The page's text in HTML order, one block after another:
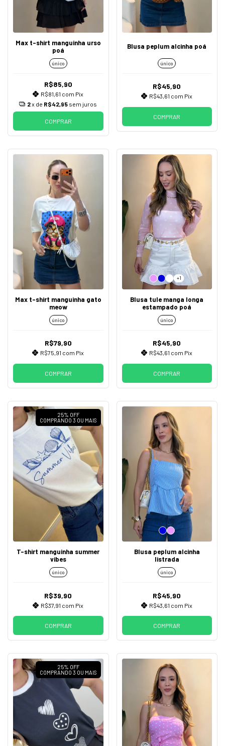
Max t-shirt manguinha urso
poá
único
R$85,90
R$81,61 com Pix
2x de R$42,95 sem juros
COMPRAR
Blusa peplum alcinha poá
único
R$45,90
R$43,61 com Pix
COMPRAR
Max t-shirt manguinha gato
meow
único
R$79,90
R$75,91 com Pix
COMPRAR
+1
Blusa tule manga longa
estampado poá
único
R$45,90
R$43,61 com Pix
COMPRAR
25% OFF
COMPRANDO 3 OU MAIS
T-shirt manguinha summer
vibes
único
R$39,90
R$37,91 com Pix
COMPRAR
Blusa peplum alcinha
listrada
único
R$45,90
R$43,61 com Pix
COMPRAR
25% OFF
COMPRANDO 3 OU MAIS